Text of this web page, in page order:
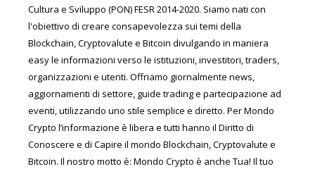
Cultura e Sviluppo (PON) FESR 2014-2020. Siamo nati con
l'obiettivo di creare consapevolezza sui temi della
Blockchain, Cryptovalute e Bitcoin divulgando in maniera
easy le informazioni verso le istituzioni, investitori, traders,
organizzazioni e utenti. Offriamo giornalmente news,
aggiornamenti di settore, guide trading e partecipazione ad
eventi, utilizzando uno stile semplice e diretto. Per Mondo
Crypto l’informazione è libera e tutti hanno il Diritto di
Conoscere e di Capire il mondo Blockchain, Cryptovalute e
Bitcoin. Il nostro motto è: Mondo Crypto è anche Tua! Il tuo